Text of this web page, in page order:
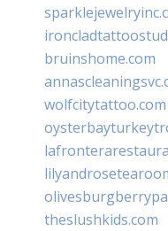
bruinshome.com
wolfcitytattoo.com
theslushkids.com